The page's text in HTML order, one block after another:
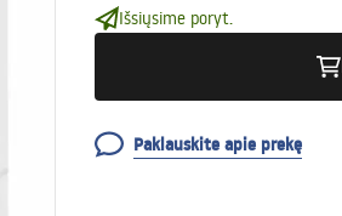
Išsiųsime poryt.
Paklauskite apie prekę